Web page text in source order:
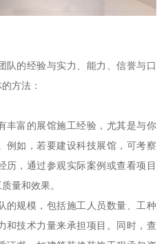
队的经验与实力、能力、信誉与口
方法：
丰富的展馆施工经验，尤其是与你
例如，若要建设科技展馆，可考察
历，通过参观实际案例或查看项目
量和效果。
的规模，包括施工人员数量、工种
和技术力量来承担项目。同时，查